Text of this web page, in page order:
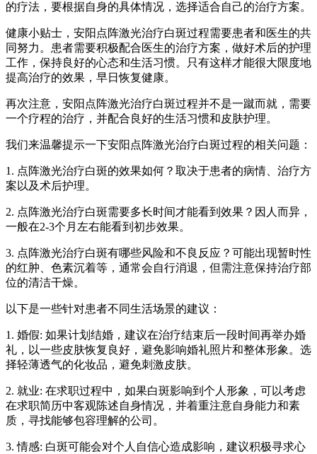
的疗法，要根据自身的具体情况，选择适合自己的治疗方案。
健康小贴士，安阳点阵激光治疗白斑过程需要患者和医生的共
同努力。患者需要积极配合医生的治疗方案，做好术后的护理
工作，保持良好的心态和生活习惯。只有这样才能很大限度地
提高治疗的效果，早日恢复健康。
再次注意，安阳点阵激光治疗白斑过程并不是一蹴而就，需要
一个疗程的治疗，并配合良好的生活习惯和皮肤护理。
我们来温馨提示一下安阳点阵激光治疗白斑过程的相关问题：
1. 点阵激光治疗白斑的效果如何？取决于患者的病情、治疗方
案以及术后护理。
2. 点阵激光治疗白斑需要多长时间才能看到效果？因人而异，
一般在2-3个月左右能看到初步效果。
3. 点阵激光治疗白斑有哪些风险和不良反应？可能出现暂时性
的红肿、色素沉着等，通常会自行消退，但需注意保持治疗部
位的清洁干燥。
以下是一些针对患者不同生活场景的建议：
1. 婚假: 如果计划结婚，建议在治疗结束后一段时间再举办婚
礼，以一些皮肤恢复良好，避免影响婚礼照片和整体形象。选
择轻薄透气的化妆品，避免刺激皮肤。
2. 就业: 在求职过程中，如果白斑影响到个人形象，可以考虑
在求职简历中客观陈述自身情况，并着重注意自身能力和素
质，寻找能够包容理解的公司。
3. 情感: 白斑可能会对个人自信心造成影响，建议积极寻求心